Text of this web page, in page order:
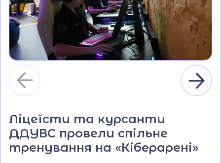
Ліцеїсти та курсанти
ДДУВС провели спільне
тренування на «Кіберарені»